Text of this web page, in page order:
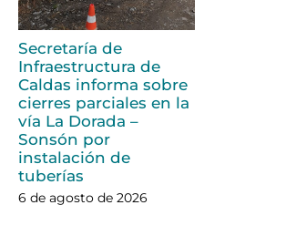
Secretaría de
Infraestructura de
Caldas informa sobre
cierres parciales en la
vía La Dorada –
Sonsón por
instalación de
tuberías
6 de agosto de 2026